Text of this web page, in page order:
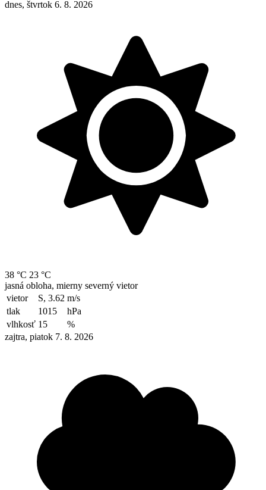
dnes, štvrtok 6. 8. 2026
38 °C 23 °C
jasná obloha, mierny severný vietor
vietor
S, 3.62 m/s
tlak
1015
hPa
vlhkosť 15
%
zajtra, piatok 7. 8. 2026